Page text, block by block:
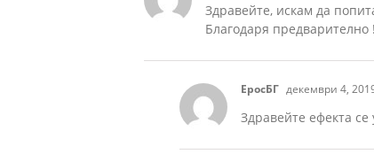
Здравейте, искам да
Благодаря предварително
ЕросБГ декември 4,
Здравейте ефекта